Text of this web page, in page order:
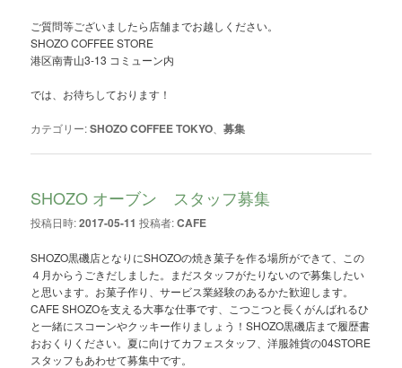
ご質問等ございましたら店舗までお越しください。
SHOZO COFFEE STORE
港区南青山3-13 コミューン内
では、お待ちしております！
カテゴリー:SHOZO COFFEE TOKYO 、募集
SHOZO オーブン スタッフ募集
投稿日時:2017-05-11 投稿者:CAFE
SHOZO黒磯店となりにSHOZOの焼き菓子を作る場所ができて、この
４月からうごきだしました。まだスタッフがたりないので募集したい
と思います。お菓子作り、サービス業経験のあるかた歓迎します。
CAFE SHOZOを支える大事な仕事です、こつこつと長くがんばれるひ
と一緒にスコーンやクッキー作りましょう！SHOZO黒磯店まで履歴書
おおくりください。夏に向けてカフェスタッフ、洋服雑貨の04STORE
スタッフもあわせて募集中です。